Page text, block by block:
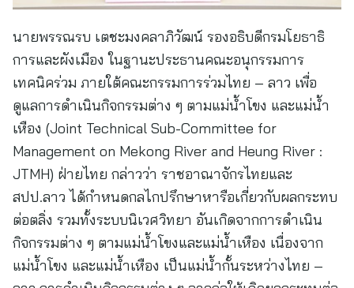
นายพรรณรบ เตชะมงคลาภิวัฒน์ รองอธิบดีกรมโยธาธิ
การและผังเมือง ในฐานะประธานคณะอนุกรรมการ
เทคนิคร่วม ภายใต้คณะกรรมการร่วมไทย – ลาว เพื่อ
ดูแลการดำเนินกิจกรรมต่าง ๆ ตามแม่น้ำโขง และแม่น้ำ
เหือง (Joint Technical Sub-Committee for
Management on Mekong River and Heung River :
JTMH) ฝ่ายไทย กล่าวว่า ราชอาณาจักรไทยและ
สปป.ลาว ได้กำหนดกลไกปรึกษาหารือเกี่ยวกับผลกระทบ
ต่อตลิ่ง รวมทั้งระบบนิเวศวิทยา อันเกิดจากการดำเนิน
กิจกรรมต่าง ๆ ตามแม่น้ำโขงและแม่น้ำเหือง เนื่องจาก
แม่น้ำโขง และแม่น้ำเหือง เป็นแม่น้ำกั้นระหว่างไทย –